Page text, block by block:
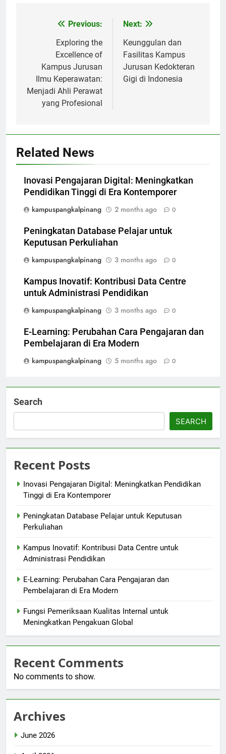
navigation
Previous:
Exploring the
Excellence of
Kampus Jurusan
Ilmu Keperawatan:
Menjadi Ahli Perawat
yang Profesional
Next:
Keunggulan dan
Fasilitas Kampus
Jurusan Kedokteran
Gigi di Indonesia
Related News
Inovasi Pengajaran Digital: Meningkatkan
Pendidikan Tinggi di Era Kontemporer
kampuspangkalpinang
2 months ago 0
Peningkatan Database Pelajar untuk
Keputusan Perkuliahan
kampuspangkalpinang
3 months ago 0
Kampus Inovatif: Kontribusi Data Centre
untuk Administrasi Pendidikan
kampuspangkalpinang
3 months ago 0
E-Learning: Perubahan Cara Pengajaran dan
Pembelajaran di Era Modern
kampuspangkalpinang
5 months ago 0
Search
SEARCH
Recent Posts
Inovasi Pengajaran Digital: Meningkatkan Pendidikan
Tinggi di Era Kontemporer
Peningkatan Database Pelajar untuk Keputusan
Perkuliahan
Kampus Inovatif: Kontribusi Data Centre untuk
Administrasi Pendidikan
E-Learning: Perubahan Cara Pengajaran dan
Pembelajaran di Era Modern
Fungsi Pemeriksaan Kualitas Internal untuk
Meningkatkan Pengakuan Global
Recent Comments
No comments to show.
Archives
June 2026